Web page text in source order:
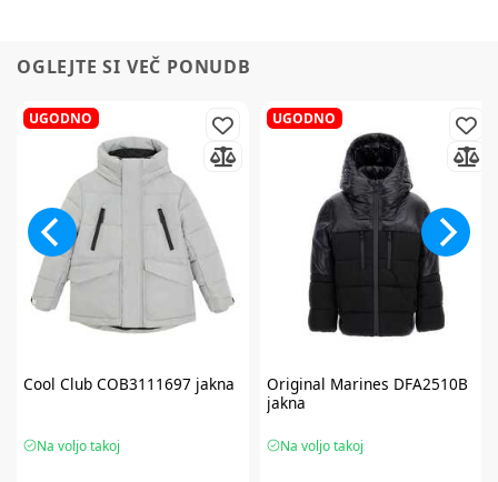
OGLEJTE SI VEČ PONUDB
UGODNO
Cool ClubCOB3111697 jakna
Na voljo takoj
UGODNO
Original Marines DFA2510B
jakna
Na voljo takoj